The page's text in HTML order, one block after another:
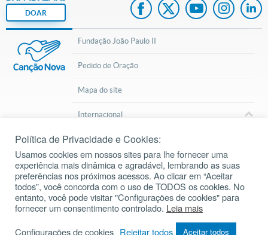
DOAR
Fundação João Paulo II
Pedido de Oração
Mapa do site
Internacional
cancaonova.com © 2002 – 2026Todos os direitos reservados.
Política de Privacidade e Cookies:
Usamos cookies em nossos sites para lhe fornecer uma
experiência mais dinâmica e agradável, lembrando as suas
preferências nos próximos acessos. Ao clicar em “Aceitar
todos”, você concorda com o uso de TODOS os cookies. No
entanto, você pode visitar "Configurações de cookies" para
fornecer um consentimento controlado. Leia mais
Configurações de cookies Rejeitar todos Aceitar todos
Baixe o aplicativo da Liturgia Diária